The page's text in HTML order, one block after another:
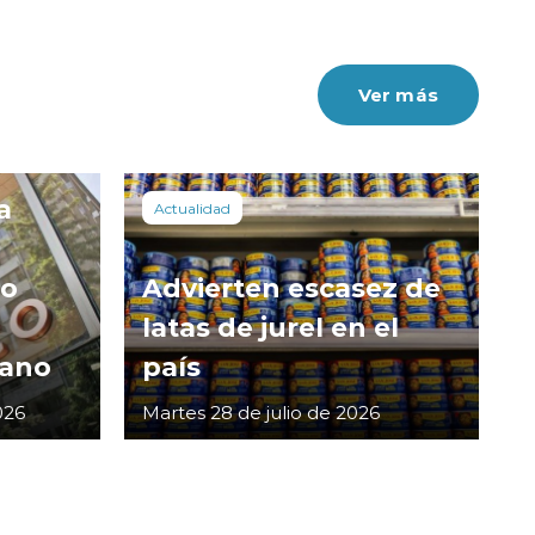
Ver más
Actualidad
Advierten escasez de
latas de jurel en el
país
Martes 28 de julio de 2026